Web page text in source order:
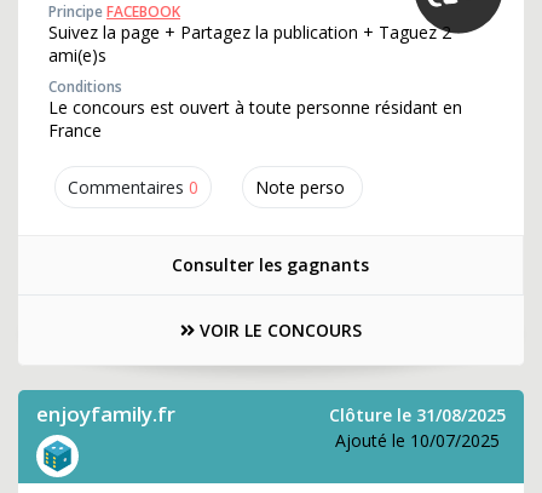
Commentaires 0 Note perso
PrincipeFACEBOOK
Suivez la page + Partagez la publication + Taguez 2
ami(e)s
Conditions
Le concours est ouvert à toute personne résidant en
France
Consulter les gagnants
VOIR LE CONCOURS
enjoyfamily.fr
Clôture le 31/08/2025
Ajouté le 10/07/2025